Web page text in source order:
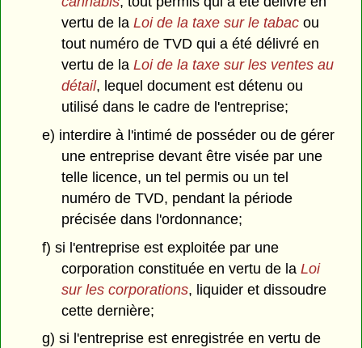
vertu de laLoi de la taxe sur le tabac ou
tout numéro de TVD qui a été délivré en
vertu de laLoi de la taxe sur les ventes au
détail, lequel document est détenu ou
utilisé dans le cadre de l'entreprise;
e) interdire à l'intimé de posséder ou de gérer
une entreprise devant être visée par une
telle licence, un tel permis ou un tel
numéro de TVD, pendant la période
précisée dans l'ordonnance;
f) si l'entreprise est exploitée par une
corporation constituée en vertu de laLoi
sur les corporations, liquider et dissoudre
cette dernière;
g) si l'entreprise est enregistrée en vertu de